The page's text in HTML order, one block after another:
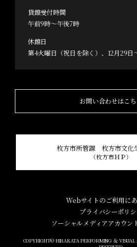
貸館受付時間
午前9時～午後7時
休館日
第4火曜日（祝日を除く）、12月29日
お問い合わせはこ
枚方市所管課 枚方市文化
（枚方市ＨＰ）
Webサイトのご利用に
プライバシーポリ
ソーシャルメディアアカウン
COPYRIGHT© HIRAKATA PERFORMING ＆